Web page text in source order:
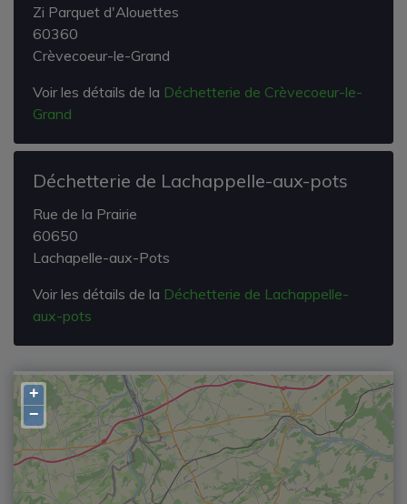
+
−
Zi Parquet d'Alouettes
60360
Crèvecoeur-le-Grand
Voir les détails de la Déchetterie de Crèvecoeur-le-
Grand
Déchetterie de Lachappelle-aux-pots
Rue de la Prairie
60650
Lachapelle-aux-Pots
Voir les détails de la Déchetterie de Lachappelle-
aux-pots